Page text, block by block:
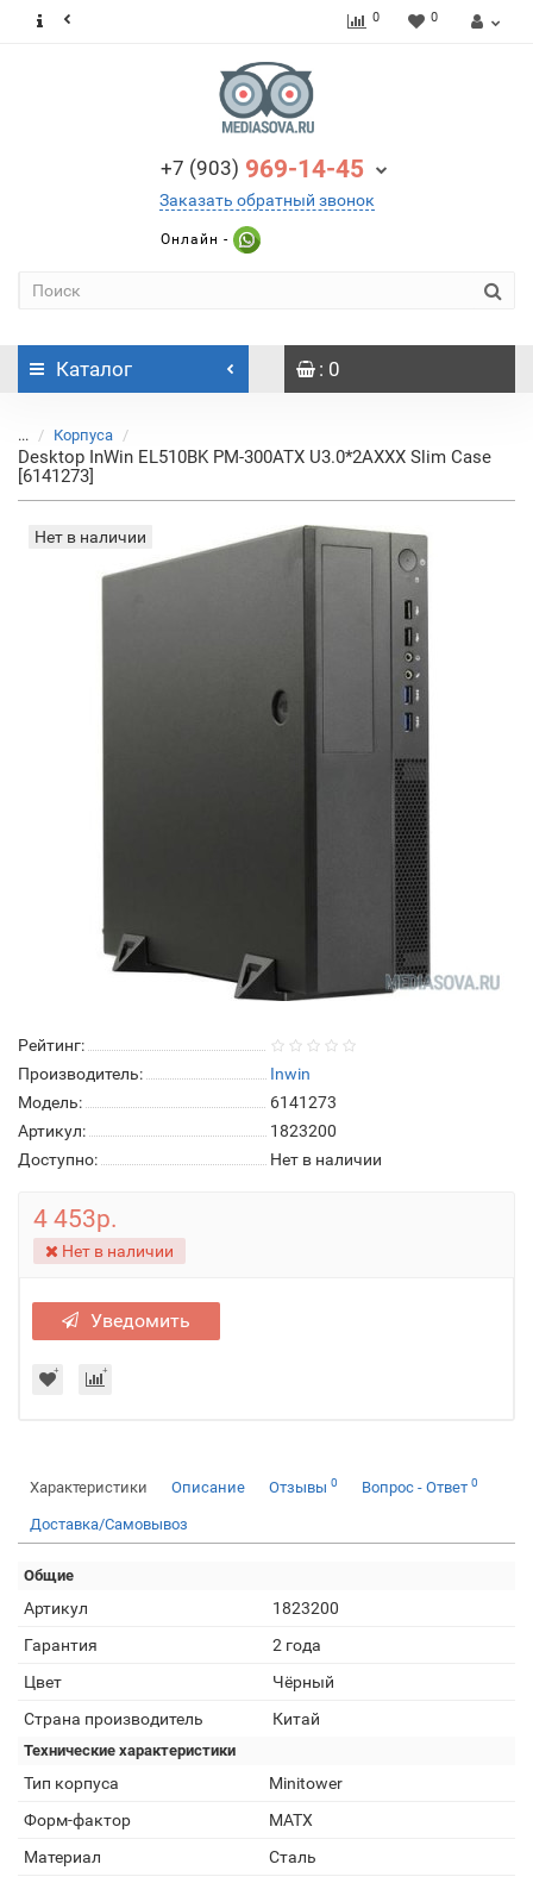
0 0
+7 (903) 969-14-45
Заказать обратный звонок
Онлайн -
Каталог : 0
... Корпуса
Desktop InWin EL510BK PM-300ATX U3.0*2AXXX Slim Case
[6141273]
Нет в наличии
Рейтинг:
Производитель:
Inwin
Модель:
6141273
Артикул:
1823200
Доступно:
Нет в наличии
4 453р.
Нет в наличии
Уведомить
Характеристики Описание Отзывы 0 Вопрос - Ответ 0
Доставка/Самовывоз
Общие
Артикул
1823200
Гарантия
2 года
Цвет
Чёрный
Страна производитель
Китай
Технические характеристики
Тип корпуса
Minitower
Форм-фактор
MATX
Материал
Сталь